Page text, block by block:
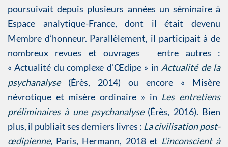
poursuivait depuis plusieurs années un séminaire à
Espace analytique-France, dont il était devenu
Membre d’honneur. Parallèlement, il participait à de
nombreux revues et ouvrages ‒ entre autres :
« Actualité du complexe d’Œdipe » in Actualité de la
psychanalyse(Érès, 2014) ou encore « Misère
névrotique et misère ordinaire » in Les entretiens
préliminaires à une psychanalyse(Érès, 2016). Bien
plus, il publiait ses derniers livres : La civilisation post-
œdipienne, Paris, Hermann, 2018 et L’inconscient à